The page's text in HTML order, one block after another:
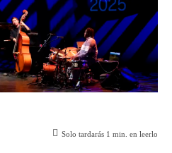
Solo tardarás 1 min. en leerlo